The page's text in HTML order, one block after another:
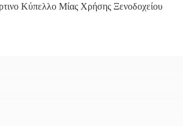
Κύπελλο Μίας Χρήσης Ξενοδοχείου